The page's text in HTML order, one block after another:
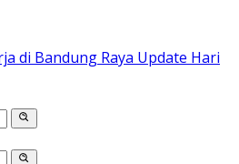
di Bandung Raya Update Hari